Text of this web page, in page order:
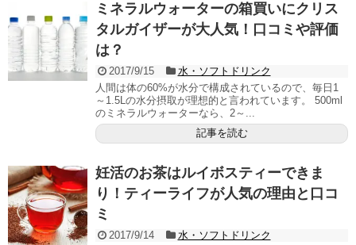
ミネラルウォーターの箱買いにクリス
タルガイザーが大人気！口コミや評価
は？
2017/9/15
水・ソフトドリンク
人間は体の60%が水分で構成されているので、毎日1
～1.5Lの水分摂取が理想的と言われています。 500ml
のミネラルウォーターなら、2～...
記事を読む
妊活のお茶はルイボスティーできま
り！ティーライフが人気の理由と口コ
ミ
2017/9/14
水・ソフトドリンク